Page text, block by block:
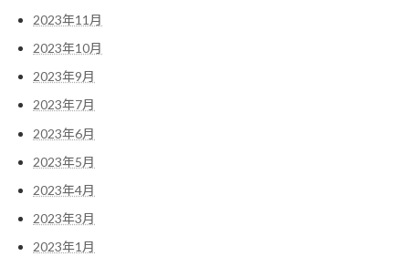
2023年11月
2023年10月
2023年9月
2023年7月
2023年6月
2023年5月
2023年4月
2023年3月
2023年1月